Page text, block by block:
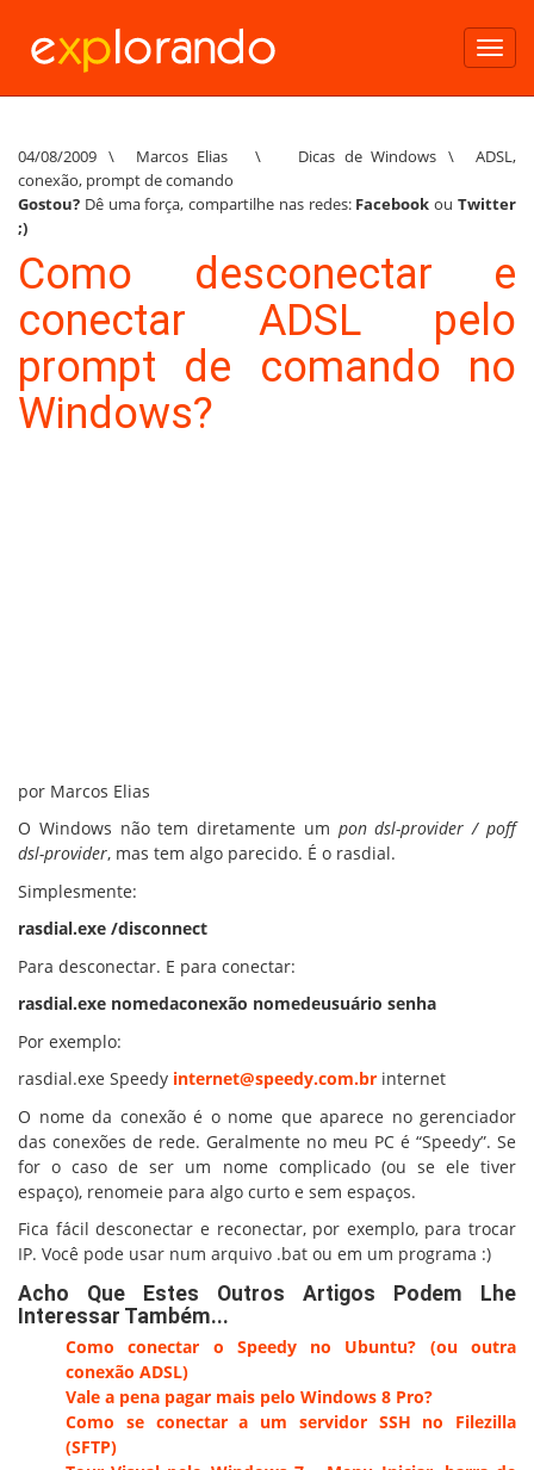
04/08/2009 \ Marcos Elias \ Dicas de Windows \ ADSL,
conexão, prompt de comando
Gostou? Dê uma força, compartilhe nas redes: Facebook ouTwitter
;)
Como desconectar e
conectar ADSL pelo
prompt de comando no
Windows?
por Marcos Elias
O Windows não tem diretamente um pon dsl-provider / poff
dsl-provider, mas tem algo parecido. É o rasdial.
Simplesmente:
rasdial.exe /disconnect
Para desconectar. E para conectar:
rasdial.exe nomedaconexão nomedeusuário senha
Por exemplo:
rasdial.exe Speedy internet@speedy.com.br internet
O nome da conexão é o nome que aparece no gerenciador
das conexões de rede. Geralmente no meu PC é “Speedy”. Se
for o caso de ser um nome complicado (ou se ele tiver
espaço), renomeie para algo curto e sem espaços.
Fica fácil desconectar e reconectar, por exemplo, para trocar
IP. Você pode usar num arquivo .bat ou em um programa :)
Acho Que Estes Outros Artigos Podem Lhe
Interessar Também...
Como conectar o Speedy no Ubuntu? (ou outra
conexão ADSL)
Vale a pena pagar mais pelo Windows 8 Pro?
Como se conectar a um servidor SSH no Filezilla
(SFTP)